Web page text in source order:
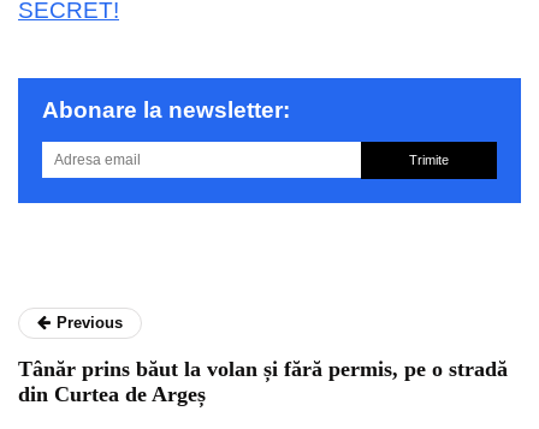
SECRET!
Abonare la newsletter:
Trimite
Previous
Tânăr prins băut la volan și fără permis, pe o stradă
din Curtea de Argeș